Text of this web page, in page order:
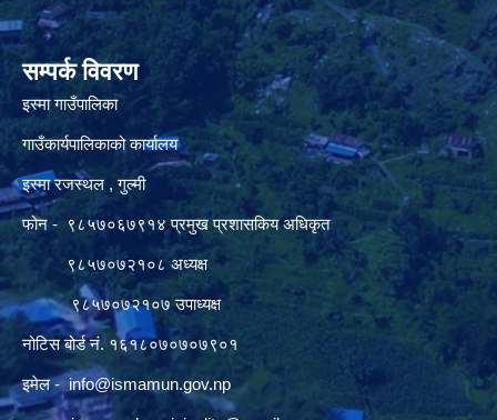
सम्पर्क विवरण
इस्मा गाउँपालिका
गाउँकार्यपालिकाको कार्यालय
इस्मा रजस्थल , गुल्मी
फोन - ९८५७०६७९१४ प्रमुख प्रशासकिय अधिकृत
९८५७०७२१०८ अध्यक्ष
९८५७०७२१०७ उपाध्यक्ष
नोटिस बोर्ड नं. १६१८०७०७०७९०१
इमेल - info@ismamun.gov.np